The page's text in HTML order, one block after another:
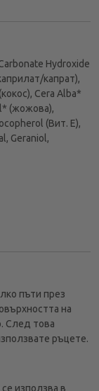
Hydroxide
капрат),
Cera Alba*
(жожова),
(Вит. Е),
Geraniol,
пъти през
на
След това
ръцете.
използва в